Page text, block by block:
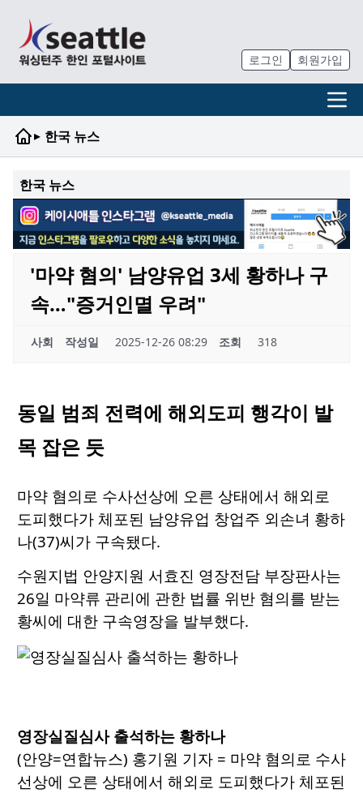
로그인 회원가입
▸ 한국 뉴스
한국 뉴스
'마약 혐의' 남양유업 3세 황하나 구
속…"증거인멸 우려"
사회 작성일 2025-12-26 08:29 조회 318
동일 범죄 전력에 해외도피 행각이 발
목 잡은 듯
마약 혐의로 수사선상에 오른 상태에서 해외로
도피했다가 체포된 남양유업 창업주 외손녀 황하
나(37)씨가 구속됐다.
수원지법 안양지원 서효진 영장전담 부장판사는
26일 마약류 관리에 관한 법률 위반 혐의를 받는
황씨에 대한 구속영장을 발부했다.
영장실질심사 출석하는 황하나
(안양=연합뉴스) 홍기원 기자 = 마약 혐의로 수사
선상에 오른 상태에서 해외로 도피했다가 체포된